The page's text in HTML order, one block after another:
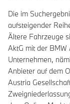
Die im
aufsteigender
Ältere Fahrzeuge
AktG mit der
Unternehmen,
Anbieter auf dem
Austria